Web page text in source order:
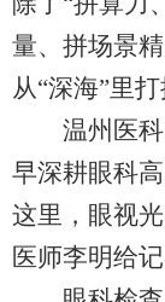
量、拼场景精
从“深海”里
温州医科
早深耕眼科
这里，眼视
医师李明给